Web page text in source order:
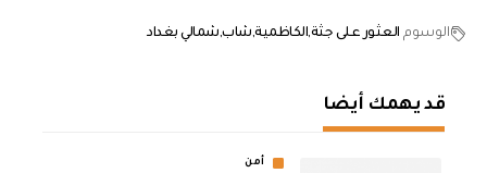
الوسوم العثور على جثةالكاظمية شاب شمالي بغداد
قد يهمك أيضا
أمن